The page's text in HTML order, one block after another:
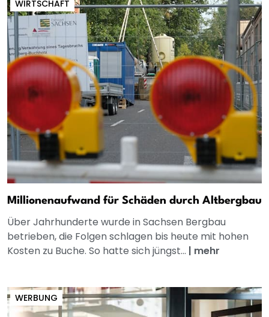
WIRTSCHAFT
Millionenaufwand für Schäden durch Altbergbau
Über Jahrhunderte wurde in Sachsen Bergbau
betrieben, die Folgen schlagen bis heute mit hohen
Kosten zu Buche. So hatte sich jüngst... | mehr
WERBUNG